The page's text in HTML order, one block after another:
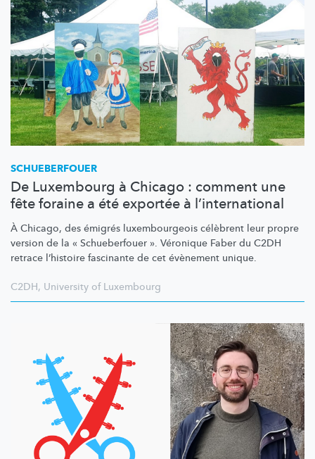
SCHUEBERFOUER
De Luxembourg à Chicago : comment une
fête foraine a été exportée à l’international
À Chicago, des émigrés luxembourgeois célèbrent leur propre
version de la « Schueberfouer ». Véronique Faber du C2DH
retrace l’histoire fascinante de cet évènement unique.
C2DH, University of Luxembourg